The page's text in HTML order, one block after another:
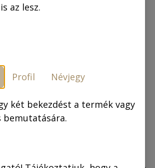
Piszkos
40x60
az lesz.
Profil Névjegy
két bekezdést a termék vagy
bemutatására.